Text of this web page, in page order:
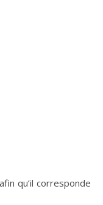
qu’il corresponde